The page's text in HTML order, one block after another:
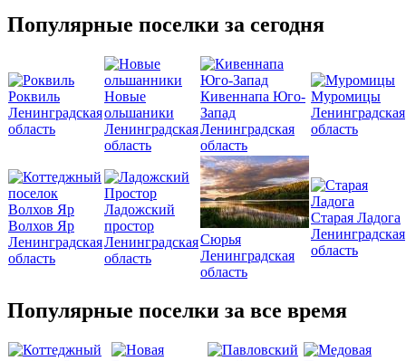
Популярные поселки за сегодня
Роквиль
Ленинградская
область
Новые
ольшаники
Ленинградская
область
Кивеннапа Юго-
Запад
Ленинградская
область
Муромицы
Ленинградская
область
Волхов Яр
Ленинградская
область
Ладожский
простор
Ленинградская
область
Сюрья
Ленинградская
область
Старая Ладога
Ленинградская
область
Популярные поселки за все время